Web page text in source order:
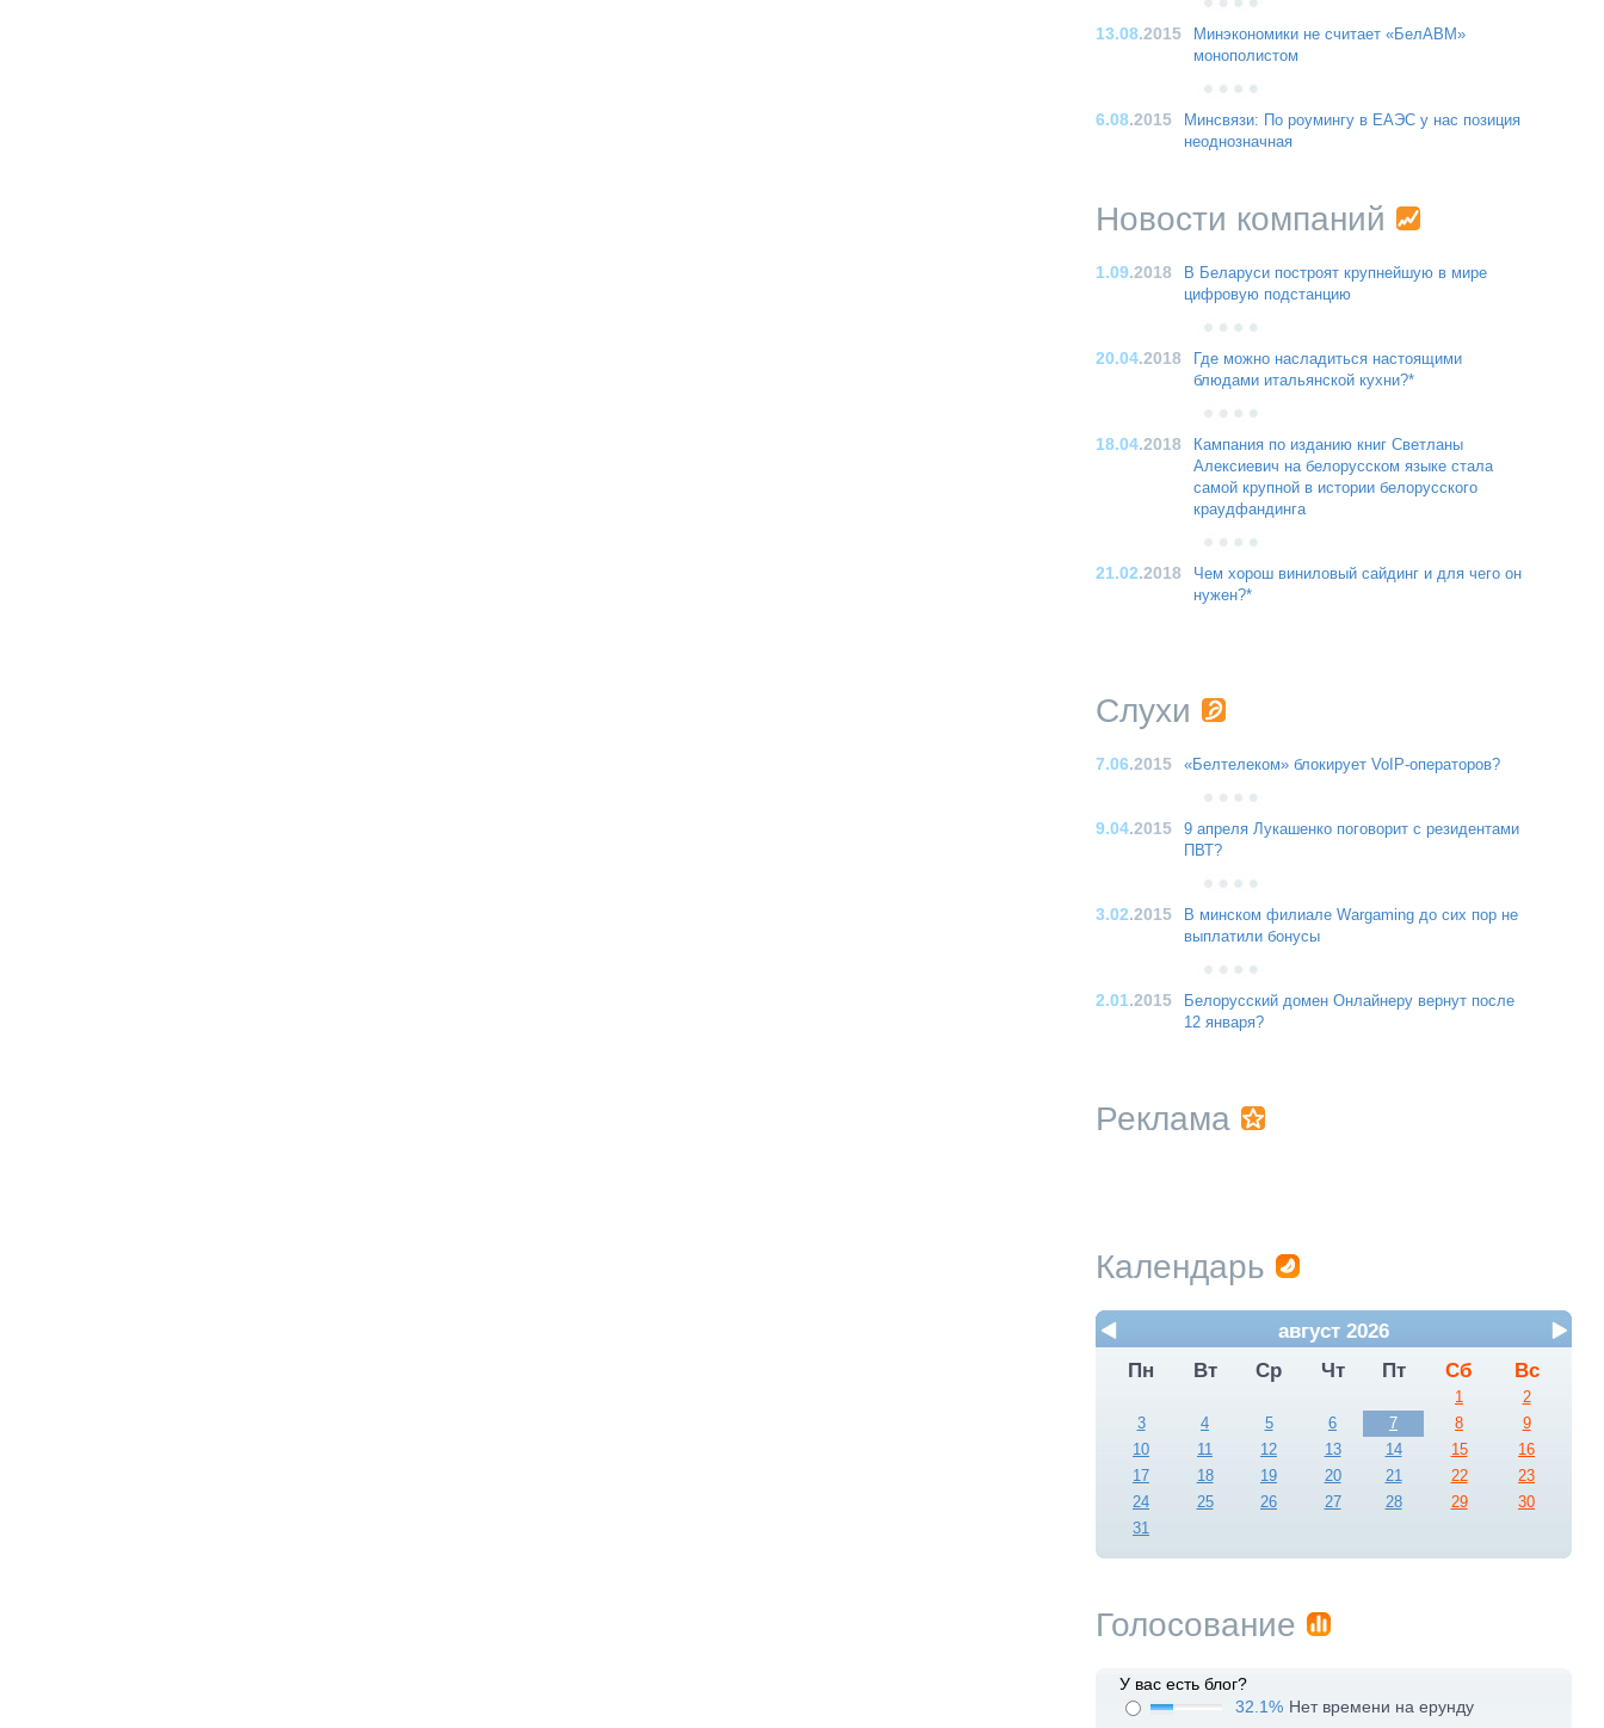
13.08.2015
Минэкономики не считает «БелАВМ»
монополистом
6.08.2015
Минсвязи: По роумингу в ЕАЭС у нас позиция
неоднозначная
Новости компаний
1.09.2018
В Беларуси построят крупнейшую в мире
цифровую подстанцию
20.04.2018
Где можно насладиться настоящими
блюдами итальянской кухни?*
18.04.2018
Кампания по изданию книг Светланы
Алексиевич на белорусском языке стала
самой крупной в истории белорусского
краудфандинга
21.02.2018
Чем хорош виниловый сайдинг и для чего он
нужен?*
Слухи
7.06.2015 «Белтелеком» блокирует VoIP-операторов?
9.04.2015
9 апреля Лукашенко поговорит с резидентами
ПВТ?
3.02.2015
В минском филиале Wargaming до сих пор не
выплатили бонусы
2.01.2015
Белорусский домен Онлайнеру вернут после
12 января?
Реклама
Календарь
август 2026
Пн
Вт Ср Чт Пт Сб Вс
1
2
3
4 5 6 7 8
9
10
11 12 13 14 15
16
17
18 19 20 21 22
23
24
25 26 27 28 29
30
31
Голосование
У вас есть блог?
32.1% Нет времени на ерунду